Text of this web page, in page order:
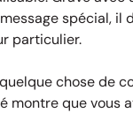
spécial, il
particulier.
chose de
montre que vous